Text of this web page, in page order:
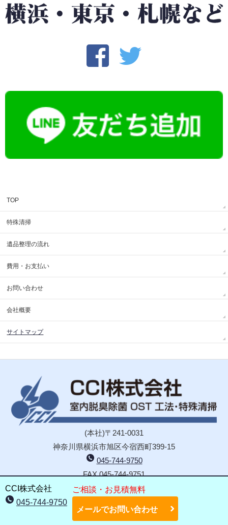
TOP
特殊清掃
遺品整理の流れ
費用・お支払い
お問い合わせ
会社概要
サイトマップ
(本社)〒241-0031
神奈川県横浜市旭区今宿西町399-15
045-744-9750
FAX 045-744-9751
(札幌営業所)〒063-0012
北海道札幌市西区福井10丁目2-7
011-671-0787
CCI株式会社
045-744-9750
ご相談・お見積無料
メールでお問い合わせ